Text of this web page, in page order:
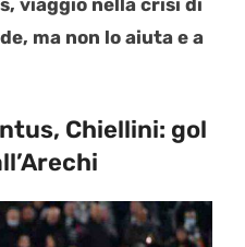
ma non lo aiuta e a
Chiellini: gol